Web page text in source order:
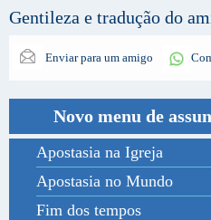
Gentileza e tradução do
Enviar para um amigo
Novo menu de
Apostasia na Igreja
Apostasia no Mundo
Fim dos tempos